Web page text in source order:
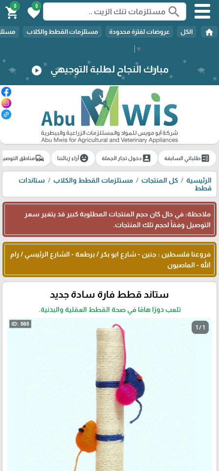
▼
search
0
favorite
0
shopping_cart
home الكل عروضات لفترة محدودة مستلزمات القطط والكلاب
مبارك النجاح لطلبة التوجيهي play_circle
ballotطلباتي السابقة account_boxدخول تجار الجملة emoji_emotionsآراء زبائننا commuteمناطق
الرئيسية كل المنتجات مستلزمات القطط والكلاب
ستاندات
قطط
ملاحظة: في حال كان حجم المنتجات المطلوبة كبير قد يتغير سعر
التوصيل وفقاً لحجم تلك المنتجات.
فروعنا فلسطين : جنين - شارع ابو بكر / برطعة - الشارع الرئيسي / رام
الله - الماصيون
ستاند قطط فارة سادة جديد
تلعب دورًا هامًا في صحة القطط العقلية والبدنية.
1 / 1